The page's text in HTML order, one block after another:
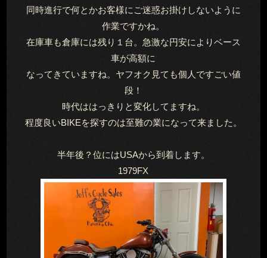
同時進行で何とかお客様にご迷惑お掛けしないように
作業ですかね。
在庫車も倉庫には残り１台。急激な円安によりベース
車が高額に
なってきていますね。ヤフオク見ても個人ですごい値
段！
時代ははっきりと変化してますね。
程度良いBIKEを探すのは至難の業になって来ました。
半年後？位にはUSAから到着します。
1979FX